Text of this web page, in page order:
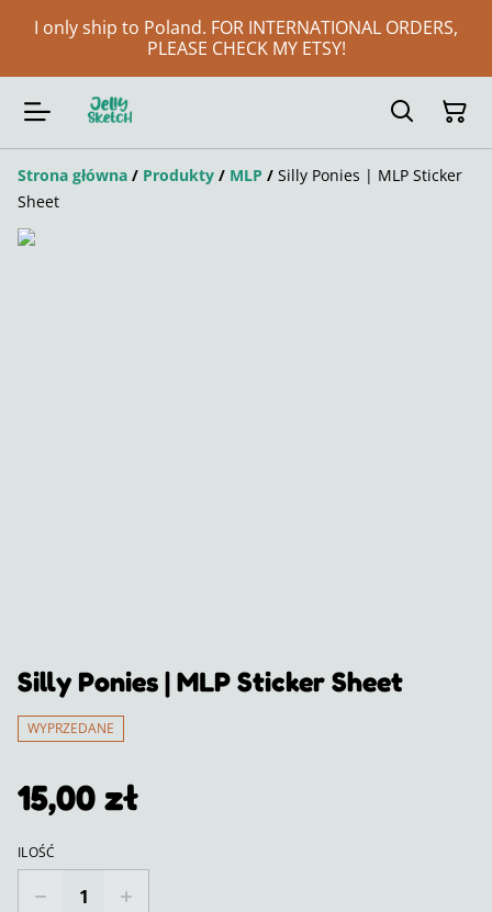
I only ship to Poland. FOR INTERNATIONAL ORDERS,
PLEASE CHECK MY ETSY!
Strona główna / Produkty / MLP / Silly Ponies | MLP Sticker
Sheet
Silly Ponies | MLP Sticker Sheet
WYPRZEDANE
15,00 zł
ILOŚĆ